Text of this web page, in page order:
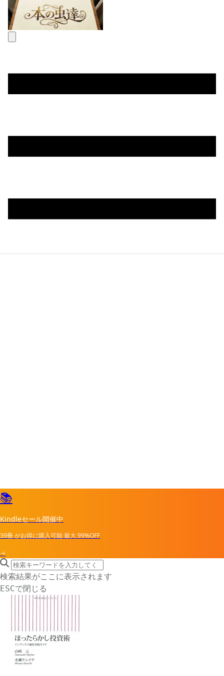
📚
Kindleセール開催中
39冊がお得に購入可能最大99%OFF
→
search icon
サイト内検索
検索結果がここに表示されます
ESCで閉じる